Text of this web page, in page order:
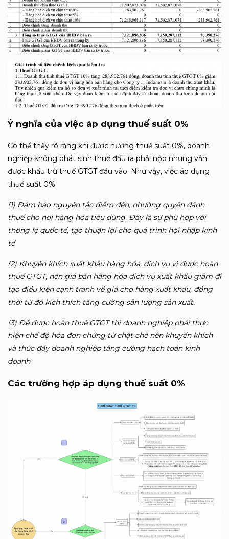
Ý nghĩa của việc áp dụng thuế suất 0%
Có thể thấy rõ ràng khi được hưởng thuế suất 0%, doanh
nghiệp không phát sinh thuế đầu ra phải nộp nhưng vẫn
được khấu trừ thuế GTGT đầu vào. Như vậy, việc áp dụng
thuế suất 0%
(1) Đảm bảo nguyên tắc điểm đến, nhường quyền đánh
thuế cho nơi hàng hóa tiêu dùng. Đây là sự phù hợp với
thông lệ quốc tế, tạo thuận lợi cho quá trình hội nhập kinh
tế
(2) Khuyến khích xuất khẩu hàng hóa, dịch vụ vì được hoàn
thuế GTGT, nên giá bán hàng hóa dịch vụ xuất khẩu giảm đi
tạo điều kiện cạnh tranh về giá cho hàng xuất khẩu, đồng
thời từ đó kích thích tăng cường sản lượng sản xuất.
(3) Để được hoàn thuế GTGT thì doanh nghiệp phải thực
hiện chế độ hóa đơn chứng từ chặt chẽ nên khuyến khích
và thúc đẩy doanh nghiệp tăng cường hạch toán kinh
doanh
Các trường hợp áp dụng thuế suất 0%